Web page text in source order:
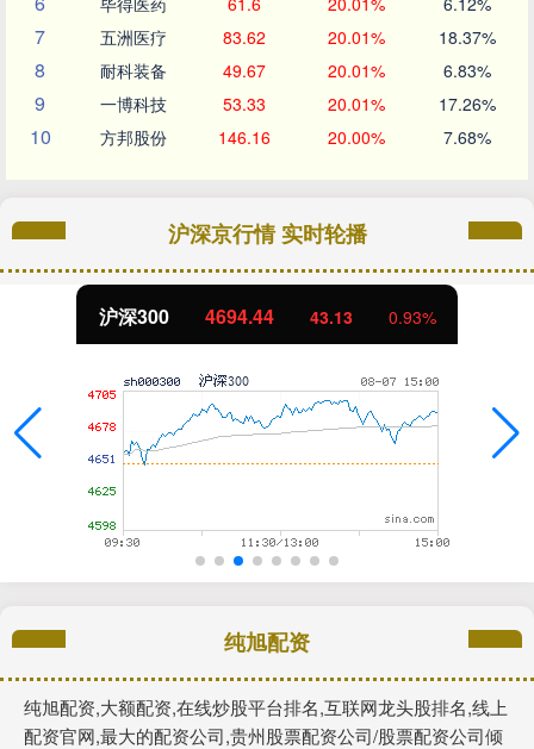
7 五洲医疗 83.62 20.01% 18.37%
8 耐科装备 49.67 20.01% 6.83%
9 一博科技 53.33 20.01% 17.26%
10 方邦股份 146.16 20.00% 7.68%
沪深京行情 实时轮播
沪深300 4694.44 43.13 0.93%
纯旭配资
纯旭配资,大额配资,在线炒股平台排名,互联网龙头股排名,线上
配资官网,最大的配资公司,贵州股票配资公司/股票配资公司倾